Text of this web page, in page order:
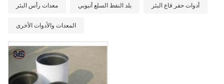
معدات رأس البئر بلد النفط السلع أنبوبي أدوات حفر قاع البئر
المعدات والأدوات الأخرى